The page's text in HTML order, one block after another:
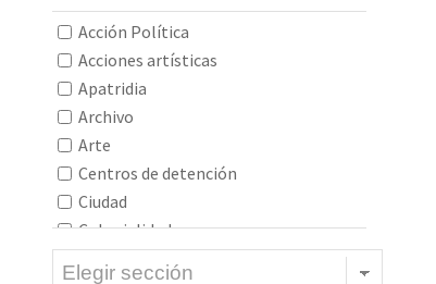
Intereuropeo
Oceanía
Todos los continentes
Acción Política
Acciones artísticas
Apatridia
Archivo
Arte
Centros de detención
Ciudad
Colonialidad